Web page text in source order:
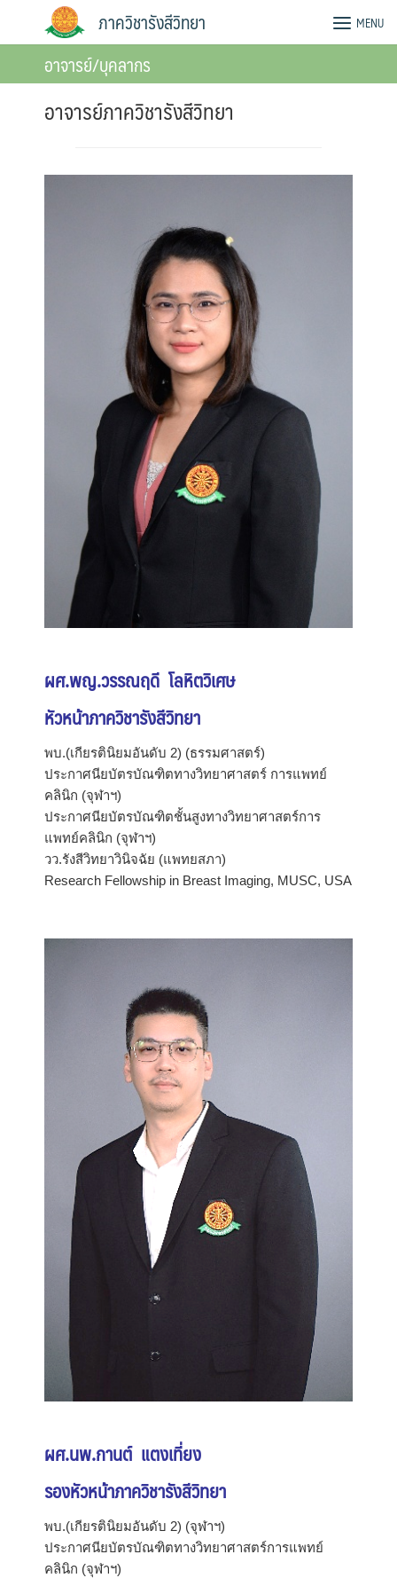
ภาควิชารังสีวิทยา MENU
อาจารย์/บุคลากร
อาจารย์ภาควิชารังสีวิทยา
ผศ.พญ.วรรณฤดี โลหิตวิเศษ
หัวหน้าภาควิชารังสีวิทยา
พบ.(เกียรตินิยมอันดับ 2) (ธรรมศาสตร์)
ประกาศนียบัตรบัณฑิตทางวิทยาศาสตร์ การแพทย์
คลินิก (จุฬาฯ)
ประกาศนียบัตรบัณฑิตชั้นสูงทางวิทยาศาสตร์การ
แพทย์คลินิก (จุฬาฯ)
วว.รังสีวิทยาวินิจฉัย (แพทยสภา)
Research Fellowship in Breast Imaging, MUSC, USA
ผศ.นพ.กานต์ แตงเที่ยง
รองหัวหน้าภาควิชารังสีวิทยา
พบ.(เกียรตินิยมอันดับ 2) (จุฬาฯ)
ประกาศนียบัตรบัณฑิตทางวิทยาศาสตร์การแพทย์
คลินิก (จุฬาฯ)